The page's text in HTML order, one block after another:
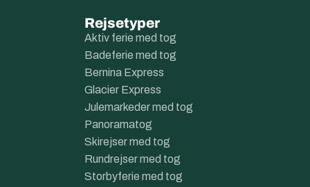
Rejsetyper
Aktiv ferie med tog
Badeferie med tog
Bernina Express
Glacier Express
Julemarkeder med tog
Panoramatog
Skirejser med tog
Rundrejser med tog
Storbyferie med tog